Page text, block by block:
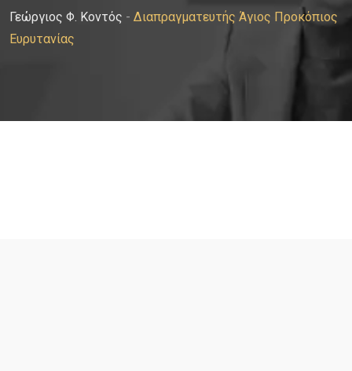
Γεώργιος Φ. Κοντός - Διαπραγματευτής Άγιος Προκόπιος
Ευρυτανίας